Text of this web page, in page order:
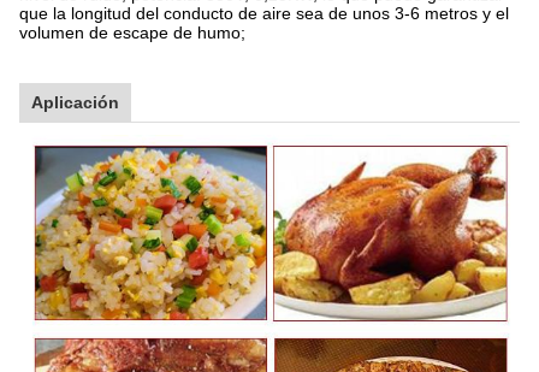
que la longitud del conducto de aire sea de unos 3-6 metros y el
volumen de escape de humo;
Aplicación